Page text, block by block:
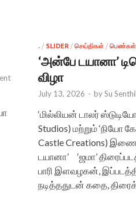
. / SLIDER / செய்திகள் / பெண்கள்
‘அன்பே டயானா’
விழா
July 13, 2026 - bySu
‘மில்லியன் டாலர்
Studios) மற்றும் ‘நியோ
Castle Creations)
டயானா’ ‘ஜமா’
பாரி இளவழகன்,
நடித்ததுடன் கதை,